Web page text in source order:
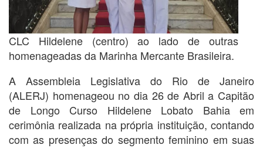
CLC Hildelene (centro) ao lado de outras
homenageadas da Marinha Mercante Brasileira.
A Assembleia Legislativa do Rio de Janeiro
(ALERJ) homenageou no dia 26 de Abril a Capitão
de Longo Curso Hildelene Lobato Bahia em
cerimônia realizada na própria instituição, contando
com as presenças do segmento feminino em suas